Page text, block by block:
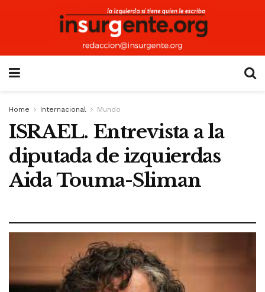
Home Internacional Mundo
ISRAEL. Entrevista a la
diputada de izquierdas
Aida Touma-Sliman